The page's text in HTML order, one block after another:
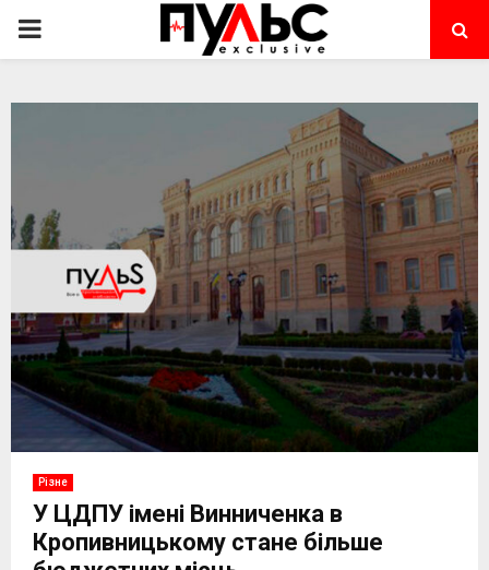
PRIMARY
Різне
У ЦДПУ імені Винниченка в
Кропивницькому стане більше